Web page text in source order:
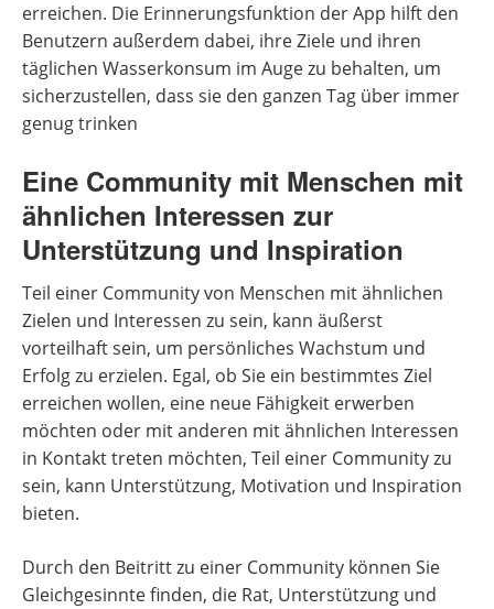
erreichen. Die Erinnerungsfunktion der App hilft den
Benutzern außerdem dabei, ihre Ziele und ihren
täglichen Wasserkonsum im Auge zu behalten, um
sicherzustellen, dass sie den ganzen Tag über immer
genug trinken
Eine Community mit Menschen mit
ähnlichen Interessen zur
Unterstützung und Inspiration
Teil einer Community von Menschen mit ähnlichen
Zielen und Interessen zu sein, kann äußerst
vorteilhaft sein, um persönliches Wachstum und
Erfolg zu erzielen. Egal, ob Sie ein bestimmtes Ziel
erreichen wollen, eine neue Fähigkeit erwerben
möchten oder mit anderen mit ähnlichen Interessen
in Kontakt treten möchten, Teil einer Community zu
sein, kann Unterstützung, Motivation und Inspiration
bieten.
Durch den Beitritt zu einer Community können Sie
Gleichgesinnte finden, die Rat, Unterstützung und